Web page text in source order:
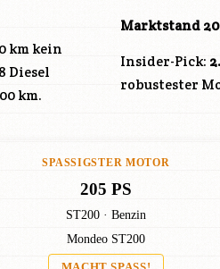
km kein
Diesel
km.
Marktstand
Insider-Pick:
robustester
SPASSIGSTER MOTOR
205 PS
ST200 · Benzin
Mondeo ST200